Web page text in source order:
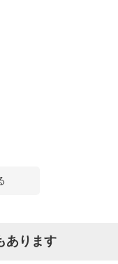
あります